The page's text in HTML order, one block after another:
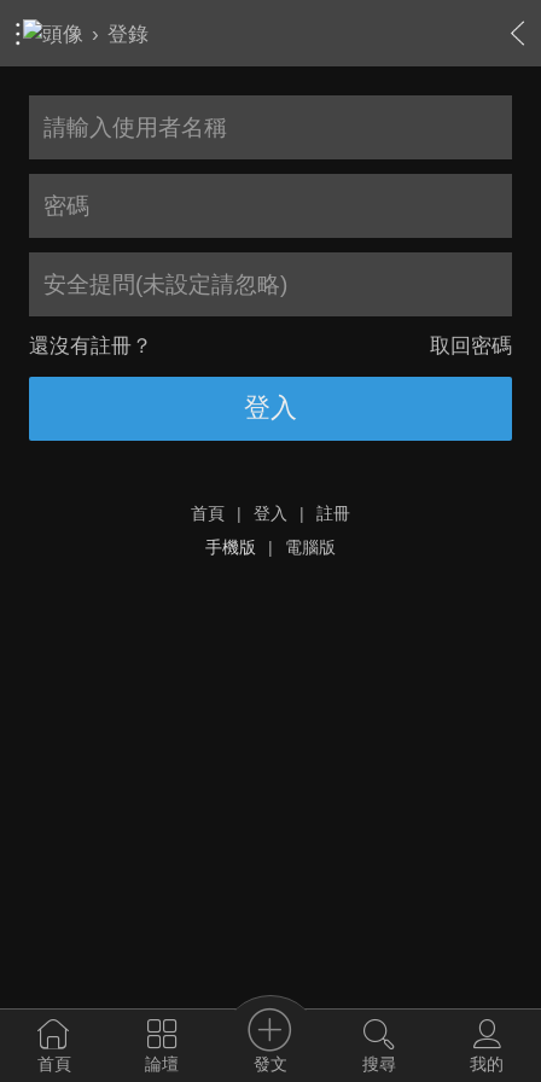
› 登錄
安全提問(未設定請忽略)
還沒有註冊？ 取回密碼
登入
首頁 | 登入 |
註冊
手機版
| 電腦版
首頁 論壇 發文 搜尋 我的